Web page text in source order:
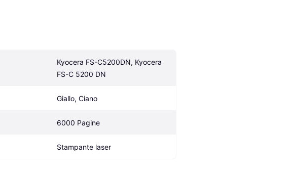
Kyocera FS-C5200DN, Kyocera
FS-C 5200 DN
Giallo, Ciano
6000 Pagine
Stampante laser